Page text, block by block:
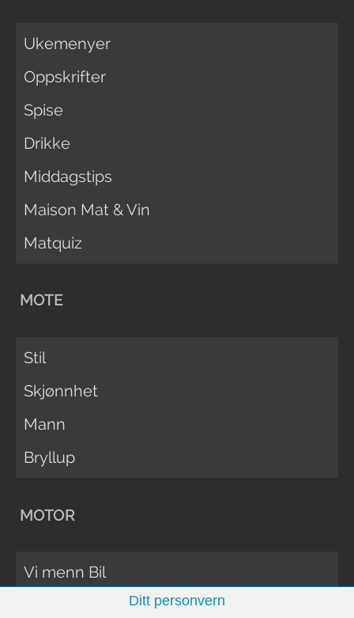
Ukemenyer
Oppskrifter
Spise
Drikke
Middagstips
Maison Mat & Vin
Matquiz
MOTE
Stil
Skjønnhet
Mann
Bryllup
MOTOR
Vi menn Bil
Ditt personvern